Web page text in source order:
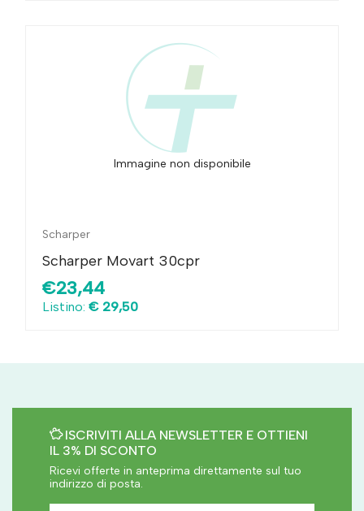
Immagine non disponibile
Scharper
Scharper Movart 30cpr
€23,44
Listino: € 29,50
ISCRIVITI ALLA NEWSLETTER E OTTIENI
IL 3% DI SCONTO
Ricevi offerte in anteprima direttamente sul tuo
indirizzo di posta.